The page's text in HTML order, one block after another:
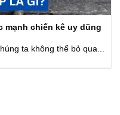
mạnh chiến kê uy dũng
ta không thể bỏ qua...